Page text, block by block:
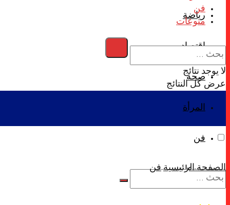
رياضة
اقتصاد
صحة
المرأة
فن
منوعات
فن
منوعات
لا يوجد نتائج
عرض كل النتائج
الصفحة الرئيسية فن